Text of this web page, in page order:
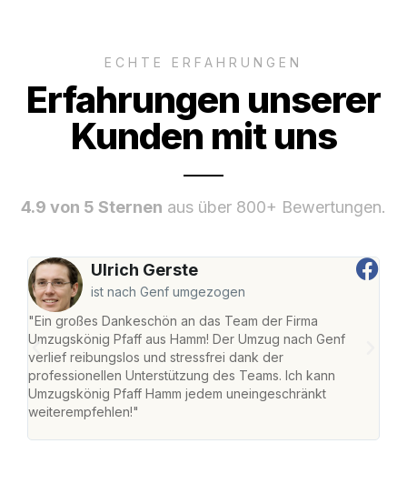
ECHTE ERFAHRUNGEN
Erfahrungen unserer
Kunden mit uns
4.9 von 5 Sternen aus über 800+ Bewertungen.
Ulrich Gerste
ist nach Genf umgezogen
"Ein großes Dankeschön an das Team der Firma
Umzugskönig Pfaff aus Hamm! Der Umzug nach Genf
verlief reibungslos und stressfrei dank der
professionellen Unterstützung des Teams. Ich kann
Umzugskönig Pfaff Hamm jedem uneingeschränkt
weiterempfehlen!"